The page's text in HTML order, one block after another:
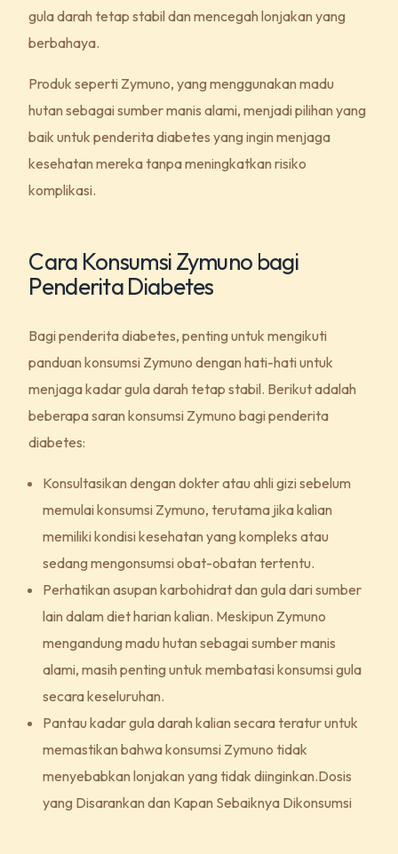
gula darah tetap stabil dan mencegah lonjakan yang
berbahaya.
Produk seperti Zymuno, yang menggunakan madu
hutan sebagai sumber manis alami, menjadi pilihan yang
baik untuk penderita diabetes yang ingin menjaga
kesehatan mereka tanpa meningkatkan risiko
komplikasi.
Cara Konsumsi Zymuno bagi
Penderita Diabetes
Bagi penderita diabetes, penting untuk mengikuti
panduan konsumsi Zymuno dengan hati-hati untuk
menjaga kadar gula darah tetap stabil. Berikut adalah
beberapa saran konsumsi Zymuno bagi penderita
diabetes:
Konsultasikan dengan dokter atau ahli gizi sebelum
memulai konsumsi Zymuno, terutama jika kalian
memiliki kondisi kesehatan yang kompleks atau
sedang mengonsumsi obat-obatan tertentu.
Perhatikan asupan karbohidrat dan gula dari sumber
lain dalam diet harian kalian. Meskipun Zymuno
mengandung madu hutan sebagai sumber manis
alami, masih penting untuk membatasi konsumsi gula
secara keseluruhan.
Pantau kadar gula darah kalian secara teratur untuk
memastikan bahwa konsumsi Zymuno tidak
menyebabkan lonjakan yang tidak diinginkan.Dosis
yang Disarankan dan Kapan Sebaiknya Dikonsumsi